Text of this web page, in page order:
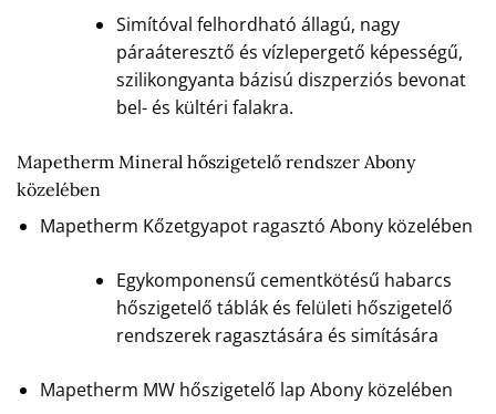
Simítóval felhordható állagú, nagy
páraáteresztő és vízlepergető képességű,
szilikongyanta bázisú diszperziós bevonat
bel- és kültéri falakra.
Mapetherm Mineral hőszigetelő rendszer Abony
közelében
Mapetherm Kőzetgyapot ragasztó Abony közelében
Egykomponensű cementkötésű habarcs
hőszigetelő táblák és felületi hőszigetelő
rendszerek ragasztására és simítására
Mapetherm MW hőszigetelő lap Abony közelében